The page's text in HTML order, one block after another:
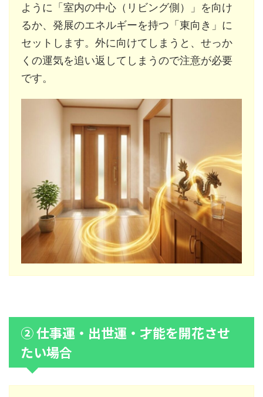
ように「室内の中心（リビング側）」を向け
るか、発展のエネルギーを持つ「東向き」に
セットします。外に向けてしまうと、せっか
くの運気を追い返してしまうので注意が必要
です。
② 仕事運・出世運・才能を開花させ
たい場合